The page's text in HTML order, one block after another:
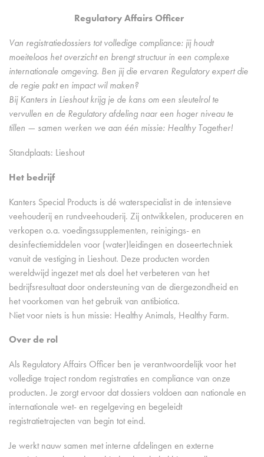
Regulatory Affairs Officer
Van registratiedossiers tot volledige compliance: jij houdt
moeiteloos het overzicht en brengt structuur in een complexe
internationale omgeving. Ben jij die ervaren Regulatory expert die
de regie pakt en impact wil maken?
Bij Kanters in Lieshout krijg je de kans om een sleutelrol te
vervullen en de Regulatory afdeling naar een hoger niveau te
tillen — samen werken we aan één missie: Healthy Together!
Standplaats: Lieshout
Het bedrijf
Kanters Special Products is dé waterspecialist in de intensieve
veehouderij en rundveehouderij. Zij ontwikkelen, produceren en
verkopen o.a. voedingssupplementen, reinigings- en
desinfectiemiddelen voor (water)leidingen en doseertechniek
vanuit de vestiging in Lieshout. Deze producten worden
wereldwijd ingezet met als doel het verbeteren van het
bedrijfsresultaat door ondersteuning van de diergezondheid en
het voorkomen van het gebruik van antibiotica.
Niet voor niets is hun missie: Healthy Animals, Healthy Farm.
Over de rol
Als Regulatory Affairs Officer ben je verantwoordelijk voor het
volledige traject rondom registraties en compliance van onze
producten. Je zorgt ervoor dat dossiers voldoen aan nationale en
internationale wet- en regelgeving en begeleidt
registratietrajecten van begin tot eind.
Je werkt nauw samen met interne afdelingen en externe